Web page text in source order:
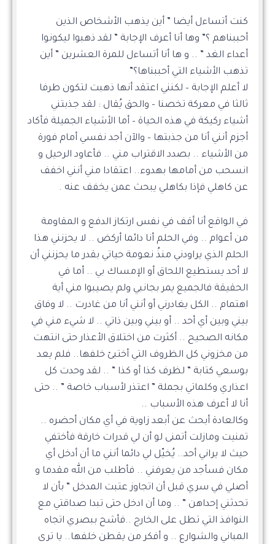
كنت أتساءل أيضا ” أين يذهب الأشخاص الذين
أحببناهم ؟” وها أنا أعرف الإجابة ” لقد ذهبوا ليكونوا
أعداء الغد ” .. و ها أنا أتساءل للمرة العشرين ” أين
تذهب الأشياء التي أحببناها؟”
لا أعلم الإجابة – لكنني اعتقد أنها ذهبت لتكون طرفا
ثالثا في معركة تخصنا – والحق يُقال : لقد جذبتني
أشياء ركيكة في هذه الحياة – أما الأشياء الجميلة فأكاد
أجزم أنني أنا من جذبتها – والآن أجد نفسي أمام فورة
من الأشياء .. بصدد الاقتراب مني .. فأعاود الرحيل و
انسحب من أمامها بهدوء.. اعتقادا مني أنني اخفف
عن كاهلي فإذا بكاهلي يبحث عمن يخفف عنه .
في الواقع أنا أقف في نفس ارتكاز الدفع و المقاومة
من أعوام .. وفي الحلم أنا دائما أركض .. لا يحزنني هذا
الحلم الذي يراودني منذُ نعومة حياتي بقدر ما يحزنني أن
لا أحد يستطيع اللحاق أو الإمساك بي .. أما في
الحقيقة فالجميع يمر بجانبي ولم يصيبوا مني أية
اهتمام .. الكل يغادرني أو أنني أنا من غادرت .. لا وفاق
بيني وبين أي أحد .. أو بيني وبين ذاتي .. لا شيء مني في
مكانه الصحيح .. أكثرت من اختلاق الأعذار حتى انتهت
من مخزوني كل الظروف التي أختبئ خلفها.. فلم يعد
بوسعي كتابة ” لظرف كذا أو كذا ” .. لقد وحدت كل
اعذاري وكلماتي بجملة ” اعتذر لأسباب خاصة ” .. حتى
أنا لا أعرف هذه الأسباب ..
وكالعادة أبحث عن أبعد زاوية في أي مكان أحضره ..
تمنيت ومازلت أتمنى لو أن لي قدرات خارقة فأختفي
حيث لا يراني أحد.. يُخيّل لي دائما أنني ما أن أدخل أي
مكان فسأجد من يعرفني .. فأطلب من الله مقدما و
أصلي في سري قبل أن اتجاوز عتبت المدخل ” بأن لا
تحدثني إحداهن ” .. وما أن ادخل حتى تبدا صداقتي مع
النوافذ التي تطل على الخارج ..فأشح ببصري اتجاه
المباني والشوارع .. و أفكر من يقطن خلفها.. يا ترى